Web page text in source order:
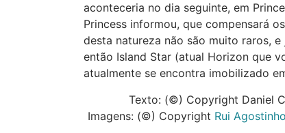
aconteceria no dia seguinte, em
Princess informou, que compensará
desta natureza não são muito raros,
então Island Star (atual Horizon que
atualmente se encontra imobilizado
Texto: (©) Copyright Daniel
Imagens: (©) Copyright Rui Agostinho